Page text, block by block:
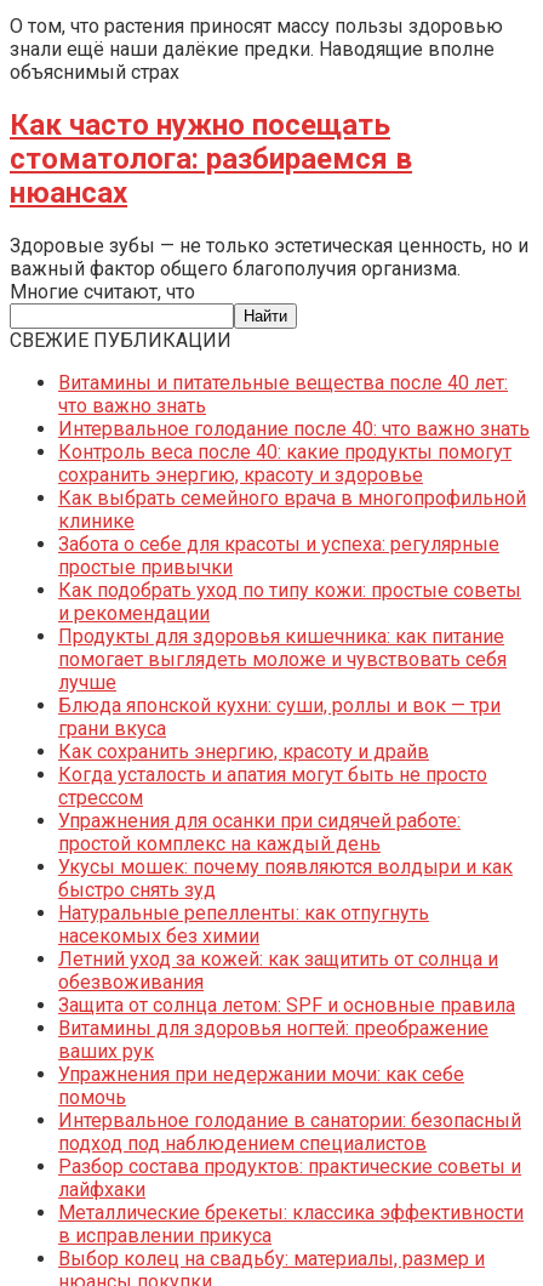
О том, что растения приносят массу пользы здоровью
знали ещё наши далёкие предки. Наводящие вполне
объяснимый страх
Как часто нужно посещать
стоматолога: разбираемся в
нюансах
Здоровые зубы — не только эстетическая ценность, но и
важный фактор общего благополучия организма.
Многие считают, что
СВЕЖИЕ ПУБЛИКАЦИИ
Витамины и питательные вещества после 40 лет:
что важно знать
Интервальное голодание после 40: что важно знать
Контроль веса после 40: какие продукты помогут
сохранить энергию, красоту и здоровье
Как выбрать семейного врача в многопрофильной
клинике
Забота о себе для красоты и успеха: регулярные
простые привычки
Как подобрать уход по типу кожи: простые советы
и рекомендации
Продукты для здоровья кишечника: как питание
помогает выглядеть моложе и чувствовать себя
лучше
Блюда японской кухни: суши, роллы и вок — три
грани вкуса
Как сохранить энергию, красоту и драйв
Когда усталость и апатия могут быть не просто
стрессом
Упражнения для осанки при сидячей работе:
простой комплекс на каждый день
Укусы мошек: почему появляются волдыри и как
быстро снять зуд
Натуральные репелленты: как отпугнуть
насекомых без химии
Летний уход за кожей: как защитить от солнца и
обезвоживания
Защита от солнца летом: SPF и основные правила
Витамины для здоровья ногтей: преображение
ваших рук
Упражнения при недержании мочи: как себе
помочь
Интервальное голодание в санатории: безопасный
подход под наблюдением специалистов
Разбор состава продуктов: практические советы и
лайфхаки
Металлические брекеты: классика эффективности
в исправлении прикуса
Выбор колец на свадьбу: материалы, размер и